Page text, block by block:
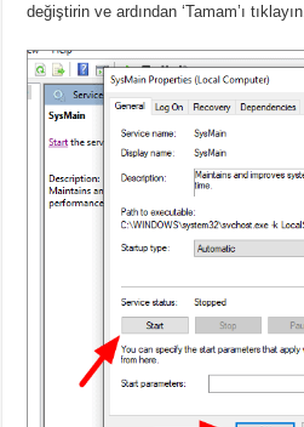
değiştirin ve ardından ‘Tamam’ı tıklayın.